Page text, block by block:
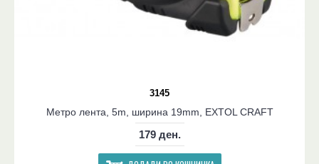
3145
Метро лента, 5m, ширина 19mm, EXTOL CRAFT
179 ден.